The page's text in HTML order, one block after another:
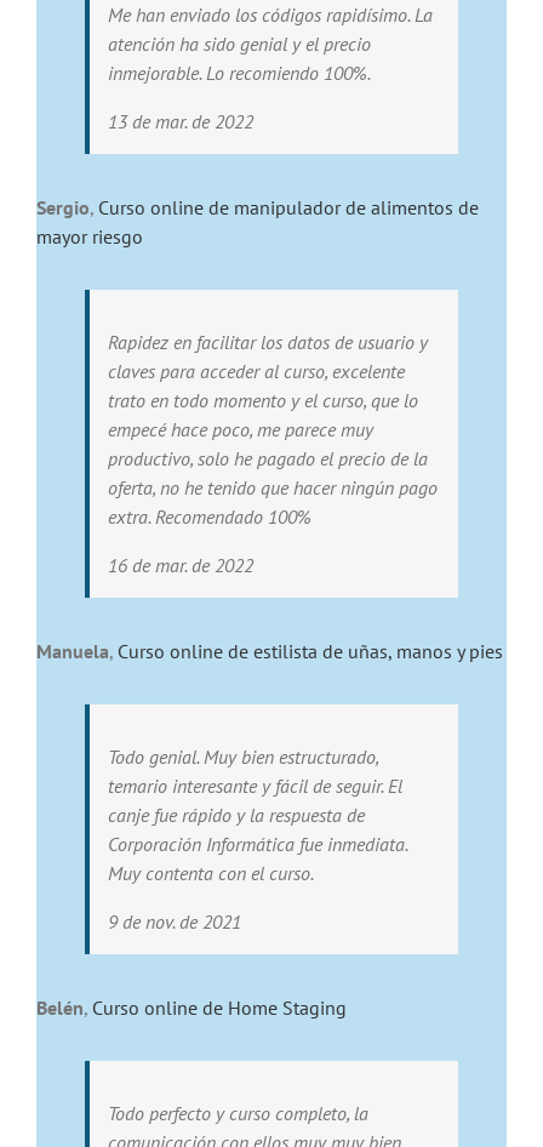
Me han enviado los códigos rapidísimo. La
atención ha sido genial y el precio
inmejorable. Lo recomiendo 100%.
13 de mar. de 2022
Sergio, Curso online de manipulador de alimentos de
mayor riesgo
Rapidez en facilitar los datos de usuario y
claves para acceder al curso, excelente
trato en todo momento y el curso, que lo
empecé hace poco, me parece muy
productivo, solo he pagado el precio de la
oferta, no he tenido que hacer ningún pago
extra. Recomendado 100%
16 de mar. de 2022
Manuela, Curso online de estilista de uñas, manos y pies
Todo genial. Muy bien estructurado,
temario interesante y fácil de seguir. El
canje fue rápido y la respuesta de
Corporación Informática fue inmediata.
Muy contenta con el curso.
9 de nov. de 2021
Belén, Curso online de Home Staging
Todo perfecto y curso completo, la